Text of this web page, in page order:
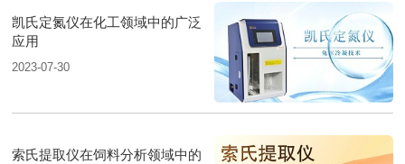
凯氏定氮仪在化工领域中的广泛
应用
2023-07-30
索氏提取仪在饲料分析领域中的